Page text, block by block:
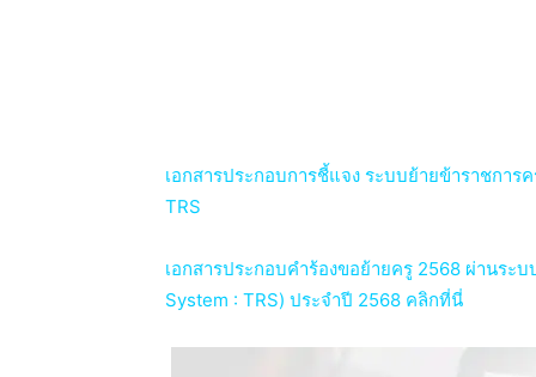
เอกสารประกอบการชี้แจง ระบบย้ายข้าราชการ
TRS
เอกสารประกอบคำร้องขอย้ายครู 2568 ผ่านระ
System : TRS) ประจำปี 2568 คลิกที่นี่